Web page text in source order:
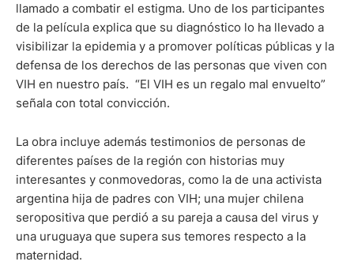
llamado a combatir el estigma. Uno de los participantes
de la película explica que su diagnóstico lo ha llevado a
visibilizar la epidemia y a promover políticas públicas y la
defensa de los derechos de las personas que viven con
VIH en nuestro país. “El VIH es un regalo mal envuelto”
señala con total convicción.
La obra incluye además testimonios de personas de
diferentes países de la región con historias muy
interesantes y conmovedoras, como la de una activista
argentina hija de padres con VIH; una mujer chilena
seropositiva que perdió a su pareja a causa del virus y
una uruguaya que supera sus temores respecto a la
maternidad.